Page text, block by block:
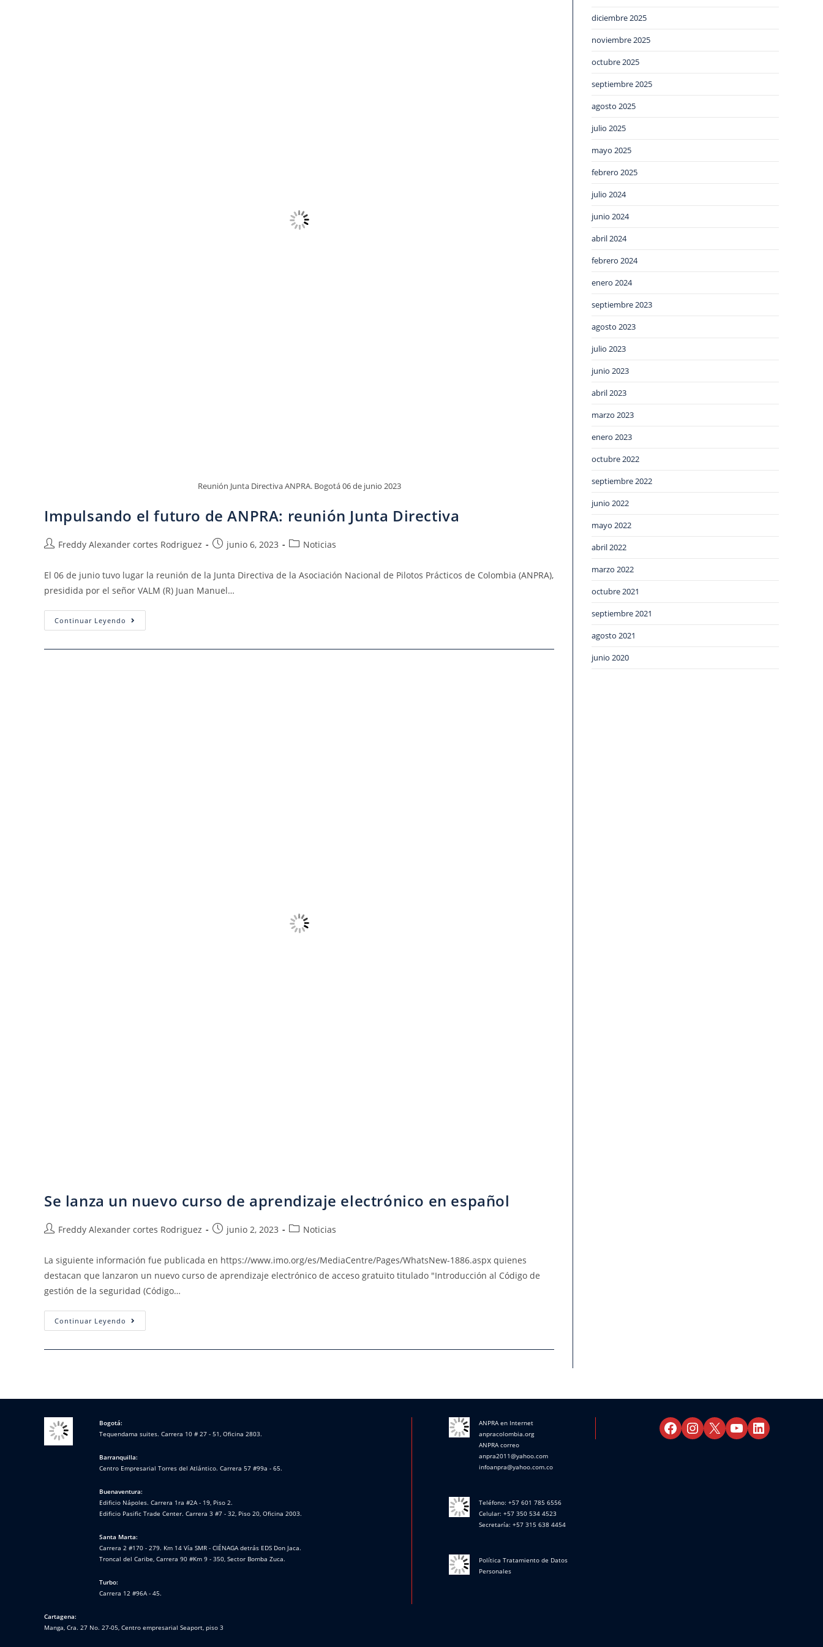
Reunión Junta Directiva ANPRA. Bogotá 06 de junio 2023
Impulsando el futuro de ANPRA: reunión Junta Directiva
Freddy Alexander cortes Rodriguez junio 6, 2023 Noticias
El 06 de junio tuvo lugar la reunión de la Junta Directiva de la Asociación Nacional de Pilotos Prácticos de Colombia (ANPRA),
presidida por el señor VALM (R) Juan Manuel…
Continuar Leyendo
Se lanza un nuevo curso de aprendizaje electrónico en español
Freddy Alexander cortes Rodriguez junio 2, 2023 Noticias
La siguiente información fue publicada en https://www.imo.org/es/MediaCentre/Pages/WhatsNew-1886.aspx quienes
destacan que lanzaron un nuevo curso de aprendizaje electrónico de acceso gratuito titulado "Introducción al Código de
gestión de la seguridad (Código…
Continuar Leyendo
diciembre 2025
noviembre 2025
octubre 2025
septiembre 2025
agosto 2025
julio 2025
mayo 2025
febrero 2025
julio 2024
junio 2024
abril 2024
febrero 2024
enero 2024
septiembre 2023
agosto 2023
julio 2023
junio 2023
abril 2023
marzo 2023
enero 2023
octubre 2022
septiembre 2022
junio 2022
mayo 2022
abril 2022
marzo 2022
octubre 2021
septiembre 2021
agosto 2021
junio 2020
Bogotá:
Tequendama suites. Carrera 10 # 27 - 51, Oficina 2803.
Barranquilla:
Centro Empresarial Torres del Atlántico. Carrera 57 #99a - 65.
Buenaventura:
Edificio Nápoles. Carrera 1ra #2A - 19, Piso 2.
Edificio Pasific Trade Center. Carrera 3 #7 - 32, Piso 20, Oficina 2003.
Santa Marta:
Carrera 2 #170 - 279. Km 14 Vía SMR - CIÉNAGA detrás EDS Don Jaca.
Troncal del Caribe, Carrera 90 #Km 9 - 350, Sector Bomba Zuca.
Turbo:
Carrera 12 #96A - 45.
Cartagena:
Manga, Cra. 27 No. 27-05, Centro empresarial Seaport, piso 3
ANPRA en Internet
anpracolombia.org
ANPRA correo
anpra2011@yahoo.com
infoanpra@yahoo.com.co
Teléfono: +57 601 785 6556
Celular: +57 350 534 4523
Secretaría: +57 315 638 4454
Política Tratamiento de Datos
Personales